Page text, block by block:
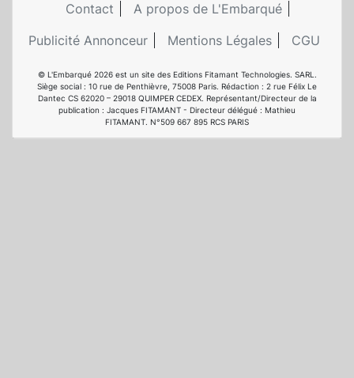
Contact
A propos de L'Embarqué
Publicité Annonceur
Mentions Légales CGU
© L'Embarqué 2026 est un site des Editions Fitamant Technologies. SARL.
Siège social : 10 rue de Penthièvre, 75008 Paris. Rédaction : 2 rue Félix Le
Dantec CS 62020 – 29018 QUIMPER CEDEX. Représentant/Directeur de la
publication : Jacques FITAMANT - Directeur délégué : Mathieu
FITAMANT. N°509 667 895 RCS PARIS